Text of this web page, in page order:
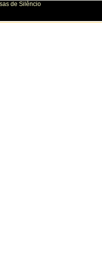
de Silêncio